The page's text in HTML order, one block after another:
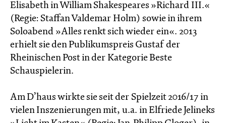
Elisabeth in William Shakespeares »Richard III.«
(Regie: Staffan Valdemar Holm) sowie in ihrem
Soloabend »Alles renkt sich wieder ein«. 2013
erhielt sie den Publikumspreis Gustaf der
Rheinischen Post in der Kategorie Beste
Schauspielerin.
Am D’haus wirkte sie seit der Spielzeit 2016/17 in
vielen Inszenierungen mit, u.a. in Elfriede Jelineks